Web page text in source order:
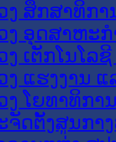
ງ ສຶກສາທິກາ
ງ ອຸດສາຫະ
ງ ເຕັກໂນໂລ
ງ ແຮງງານ
ງ ໂຍທາທິກາ
ຈັດຕັ້ງສູນກາ